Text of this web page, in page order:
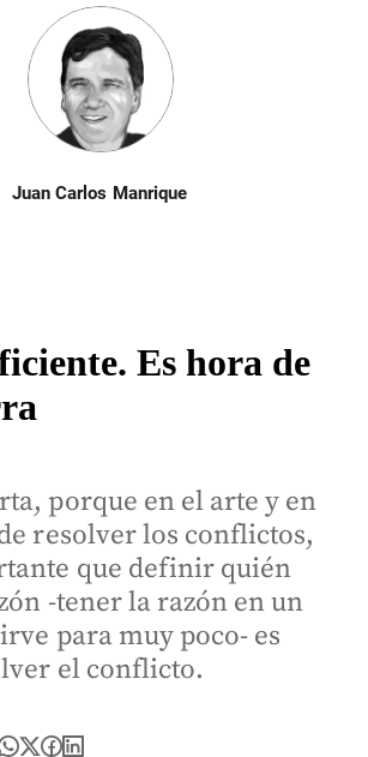
Juan Carlos Manrique
Es hora de
porque en el arte y en
resolver los conflictos,
que definir quién
-tener la razón en un
para muy poco- es
el conflicto.